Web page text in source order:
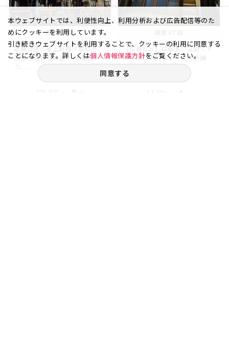
銀座 5丁目
歌舞伎座の屋上庭園が望める、
開放感溢れる眺望！ 晴海通
9
【松輪ビル】は細長い空間です
ので隠れ家的なサービス店舗
な...
4
本ウェブサイトでは、利便性向上、利用分析および広告配信等のた
めにクッキーを利用しています。
引き続きウェブサイトを利用することで、クッキーの利用に同意する
ことになります。詳しくは個人情報保護方針をご覧ください。
同意する